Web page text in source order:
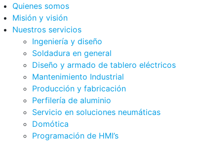
Quienes somos
Misión y visión
Nuestros servicios
Ingeniería y diseño
Soldadura en general
Diseño y armado de tablero eléctricos
Mantenimiento Industrial
Producción y fabricación
Perfilería de aluminio
Servicio en soluciones neumáticas
Domótica
Programación de HMI’s